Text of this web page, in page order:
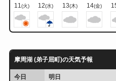
11(火) 12(水) 13(木) 14(金)
摩周湖 (弟子屈町)の天気予報
今日 明日